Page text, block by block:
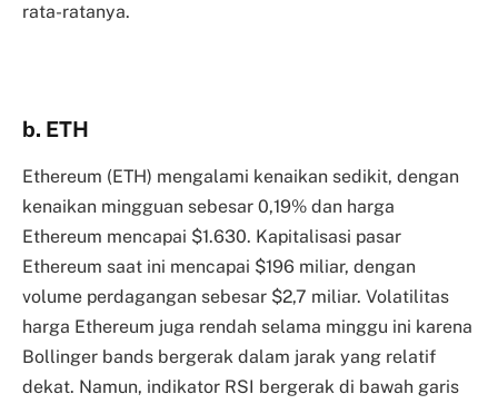
rata-ratanya.
b. ETH
Ethereum (ETH) mengalami kenaikan sedikit, dengan
kenaikan mingguan sebesar 0,19% dan harga
Ethereum mencapai $1.630. Kapitalisasi pasar
Ethereum saat ini mencapai $196 miliar, dengan
volume perdagangan sebesar $2,7 miliar. Volatilitas
harga Ethereum juga rendah selama minggu ini karena
Bollinger bands bergerak dalam jarak yang relatif
dekat. Namun, indikator RSI bergerak di bawah garis